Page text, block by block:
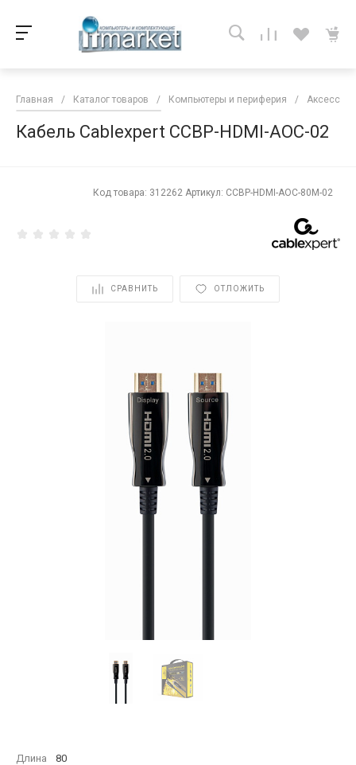
Главная / Каталог товаров / Компьютеры и периферия /
Кабель Cablexpert CCBP-HDMI-AOC-02
Код товара: 312262 Артикул: CCBP-HDMI-AOC-80M-02
СРАВНИТЬ ОТЛОЖИТЬ
Длина 80